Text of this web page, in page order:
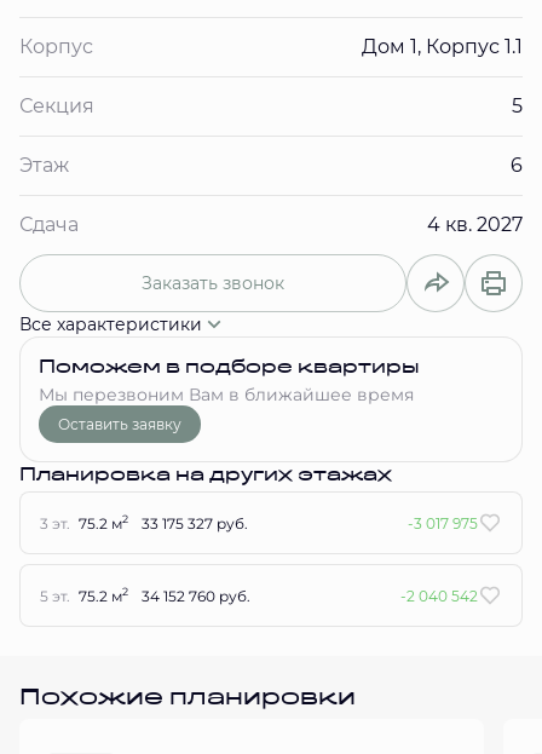
Корпус Дом 1, Корпус 1.1
Секция 5
Этаж 6
Сдача 4 кв. 2027
Заказать звонок
Все характеристики
Поможем в подборе квартиры
Мы перезвоним Вам в ближайшее время
Оставить заявку
Планировка на других этажах
3 эт. 75.2 м2 33 175 327 руб. -3 017 975
5 эт. 75.2 м2 34 152 760 руб. -2 040 542
Похожие планировки